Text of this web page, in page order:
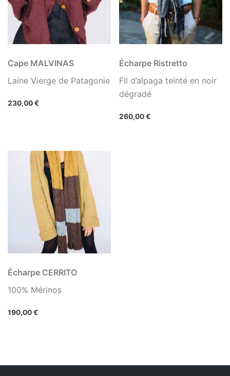
Cape MALVINAS
Laine Vierge de Patagonie
230,00€
Écharpe Ristretto
Fil d’alpaga teinté en noir
dégradé
260,00€
Écharpe CERRITO
100% Mérinos
190,00€